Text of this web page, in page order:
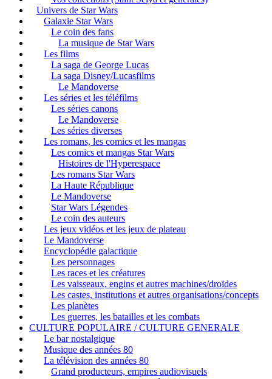
Univers de Star Wars
Galaxie Star Wars
Le coin des fans
La musique de Star Wars
Les films
La saga de George Lucas
La saga Disney/Lucasfilms
Le Mandoverse
Les séries et les téléfilms
Les séries canons
Le Mandoverse
Les séries diverses
Les romans, les comics et les mangas
Les comics et mangas Star Wars
Histoires de l'Hyperespace
Les romans Star Wars
La Haute République
Le Mandoverse
Star Wars Légendes
Le coin des auteurs
Les jeux vidéos et les jeux de plateau
Le Mandoverse
Encyclopédie galactique
Les personnages
Les races et les créatures
Les vaisseaux, engins et autres machines/droïdes
Les castes, institutions et autres organisations/concepts
Les planètes
Les guerres, les batailles et les combats
CULTURE POPULAIRE / CULTURE GENERALE
Le bar nostalgique
Musique des années 80
La télévision des années 80
Grand producteurs, empires audiovisuels